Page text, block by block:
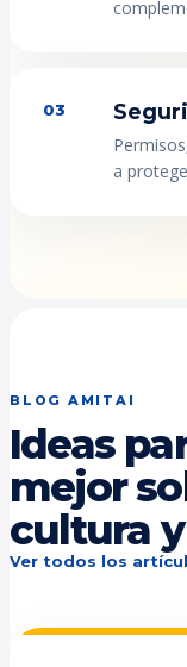
03
a
BLOG AMITAI
Ideas
mejor
cultura
Ver todos los